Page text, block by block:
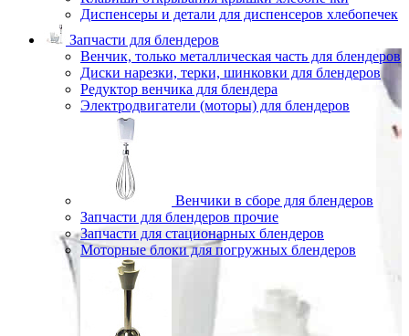
Диспенсеры и детали для диспенсеров хлебопечек
Запчасти для блендеров
Венчик, только металлическая часть для блендеров
Диски нарезки, терки, шинковки для блендеров
Редуктор венчика для блендера
Электродвигатели (моторы) для блендеров
Венчики в сборе для блендеров
Запчасти для блендеров прочие
Запчасти для стационарных блендеров
Моторные блоки для погружных блендеров